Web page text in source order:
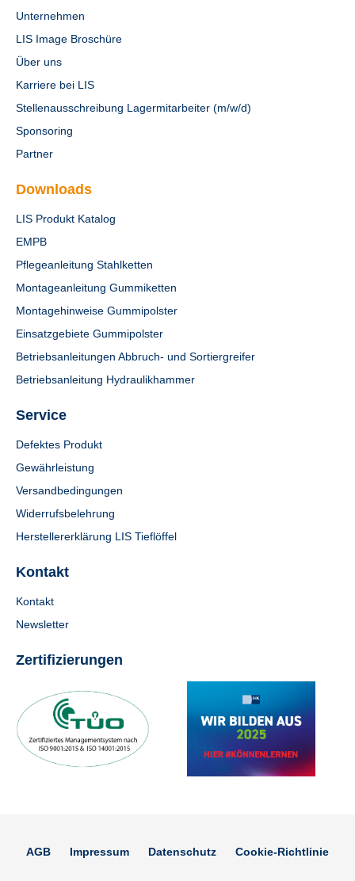
Unternehmen
LIS Image Broschüre
Über uns
Karriere bei LIS
Stellenausschreibung Lagermitarbeiter (m/w/d)
Sponsoring
Partner
Downloads
LIS Produkt Katalog
EMPB
Pflegeanleitung Stahlketten
Montageanleitung Gummiketten
Montagehinweise Gummipolster
Einsatzgebiete Gummipolster
Betriebsanleitungen Abbruch- und Sortiergreifer
Betriebsanleitung Hydraulikhammer
Service
Defektes Produkt
Gewährleistung
Versandbedingungen
Widerrufsbelehrung
Herstellererklärung LIS Tieflöffel
Kontakt
Kontakt
Newsletter
Zertifizierungen
AGB Impressum Datenschutz Cookie-Richtlinie